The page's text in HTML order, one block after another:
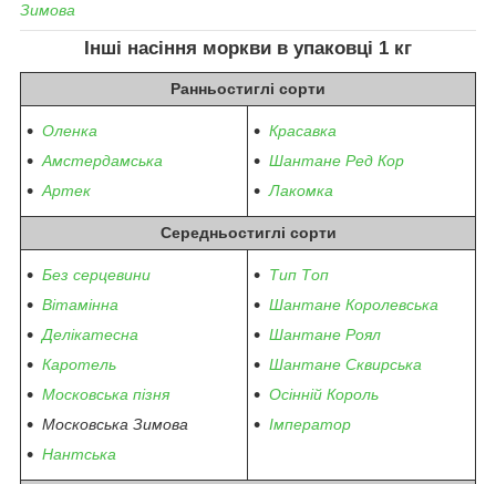
Зимова
Інші насіння моркви в упаковці 1 кг
Ранньостиглі сорти
Оленка
Амстердамська
Артек
Красавка
Шантане Ред Кор
Лакомка
Середньостиглі сорти
Без серцевини
Вітамінна
Делікатесна
Каротель
Московська пізня
Московська Зимова
Нантська
Тип Топ
Шантане Королевська
Шантане Роял
Шантане Сквирська
Осінній Король
Імператор